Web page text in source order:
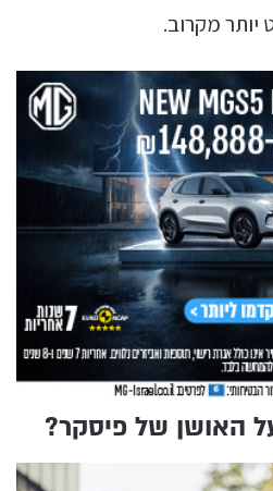
יותר מקרוב.
האושן של פיסקר?